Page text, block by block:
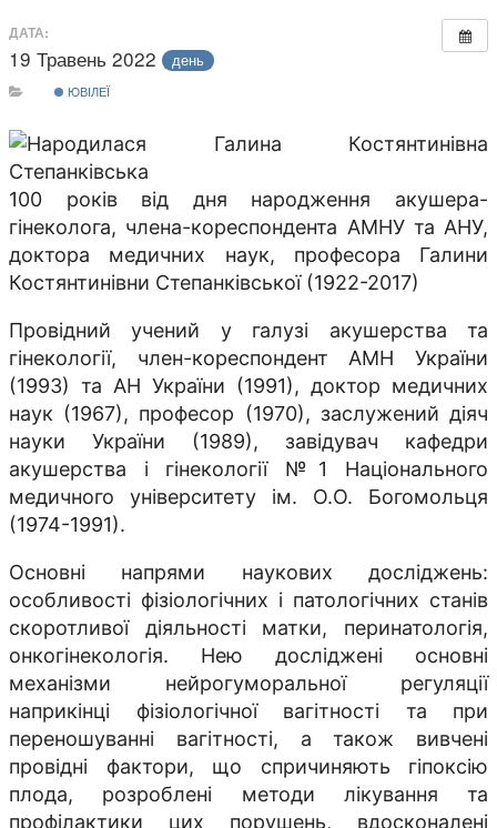
ДАТА:
19 Травень 2022 день
ЮВІЛЕЇ
100 років від дня народження акушера-
гінеколога, члена-кореспондента АМНУ та АНУ,
доктора медичних наук, професора Галини
Костянтинівни Степанківської (1922-2017)
Провідний учений у галузі акушерства та
гінекології, член-кореспондент АМН України
(1993) та АН України (1991), доктор медичних
наук (1967), професор (1970), заслужений діяч
науки України (1989), завідувач кафедри
акушерства і гінекології №1 Національного
медичного університету ім. О.О. Богомольця
(1974-1991).
Основні напрями наукових досліджень:
особливості фізіологічних і патологічних станів
скоротливої діяльності матки, перинатологія,
онкогінекологія. Нею досліджені основні
механізми нейрогуморальної регуляції
наприкінці фізіологічної вагітності та при
переношуванні вагітності, а також вивчені
провідні фактори, що спричиняють гіпоксію
плода, розроблені методи лікування та
профілактики цих порушень, вдосконалені